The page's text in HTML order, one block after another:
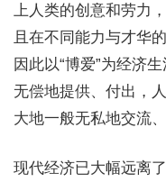
上人类的创意和劳力
且在不同能力与才华
因此以“博爱”为经济
无偿地提供、付出，
大地一般无私地交流、
现代经济已大幅远离